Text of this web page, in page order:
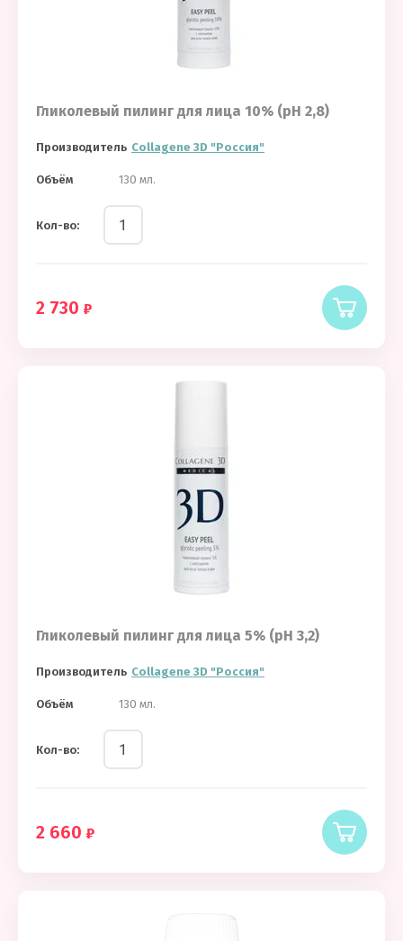
Гликолевый пилинг для лица 10% (pH 2,8)
Производитель Collagene 3D "Россия"
Объём 130 мл.
Кол-во:
2 730
Гликолевый пилинг для лица 5% (pH 3,2)
Производитель Collagene 3D "Россия"
Объём 130 мл.
Кол-во:
2 660